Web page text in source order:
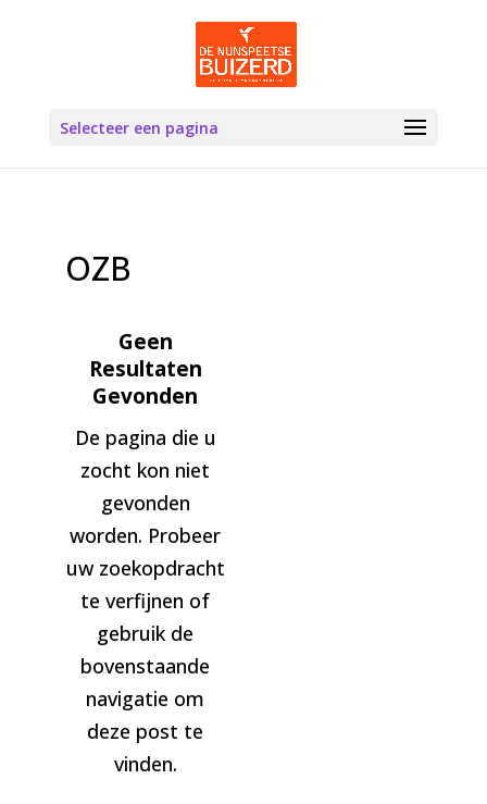
Selecteer een pagina
OZB
Geen
Resultaten
Gevonden
De pagina die u
zocht kon niet
gevonden
worden. Probeer
uw zoekopdracht
te verfijnen of
gebruik de
bovenstaande
navigatie om
deze post te
vinden.